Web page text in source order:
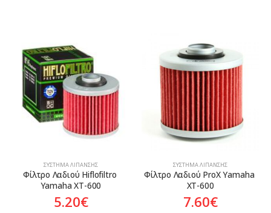
ΣΎΣΤΗΜΑ ΛΊΠΑΝΣΗΣ
Φίλτρο Λαδιού Hiflofiltro
Yamaha XT-600
5.20€
ΣΎΣΤΗΜΑ ΛΊΠΑΝΣΗΣ
Φίλτρο Λαδιού ProX Yamaha
XT-600
7.60€